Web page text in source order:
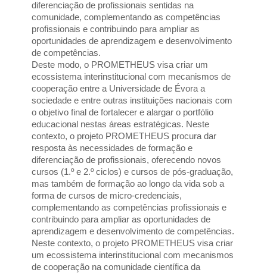
diferenciação de profissionais sentidas na
comunidade, complementando as competências
profissionais e contribuindo para ampliar as
oportunidades de aprendizagem e desenvolvimento
de competências.
Deste modo, o PROMETHEUS visa criar um
ecossistema interinstitucional com mecanismos de
cooperação entre a Universidade de Évora a
sociedade e entre outras instituições nacionais com
o objetivo final de fortalecer e alargar o portfólio
educacional nestas áreas estratégicas. Neste
contexto, o projeto PROMETHEUS procura dar
resposta às necessidades de formação e
diferenciação de profissionais, oferecendo novos
cursos (1.º e 2.º ciclos) e cursos de pós-graduação,
mas também de formação ao longo da vida sob a
forma de cursos de micro-credenciais,
complementando as competências profissionais e
contribuindo para ampliar as oportunidades de
aprendizagem e desenvolvimento de competências.
Neste contexto, o projeto PROMETHEUS visa criar
um ecossistema interinstitucional com mecanismos
de cooperação na comunidade científica da